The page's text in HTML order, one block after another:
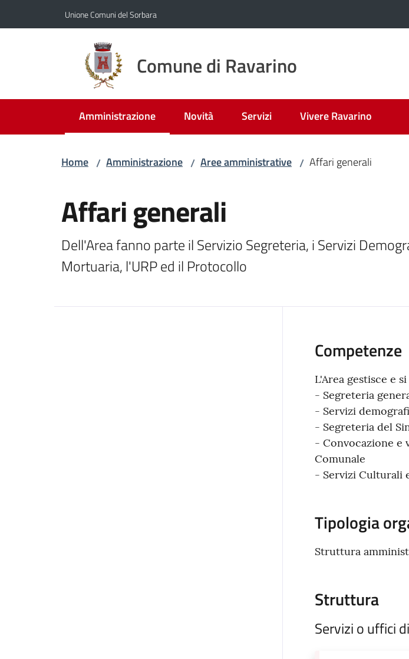
Unione Comuni del Sorbara
Comune di Ravarino
Amministrazione
Menu selezionato Novità Servizi Vivere Ravarino
Home / Amministrazione / Aree amministrative / Affari generali
Affari generali
Dell'Area fanno parte il Servizio Segreteria, i Servizi
Mortuaria, l'URP ed il Protocollo
Competenze
L'Area gestisce e
- Segreteria
- Servizi
- Segreteria del
- Convocazione e
Comunale
- Servizi Culturali
Tipologia
Struttura
Struttura
Servizi o uffici